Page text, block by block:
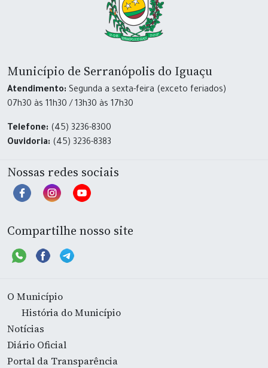
Município de Serranópolis do Iguaçu
Atendimento: Segunda a sexta-feira (exceto feriados)
07h30 às 11h30 / 13h30 às 17h30
Telefone: (45) 3236-8300
Ouvidoria: (45) 3236-8383
Nossas redes sociais
Compartilhe nosso site
O Município
História do Município
Notícias
Diário Oficial
Portal da Transparência